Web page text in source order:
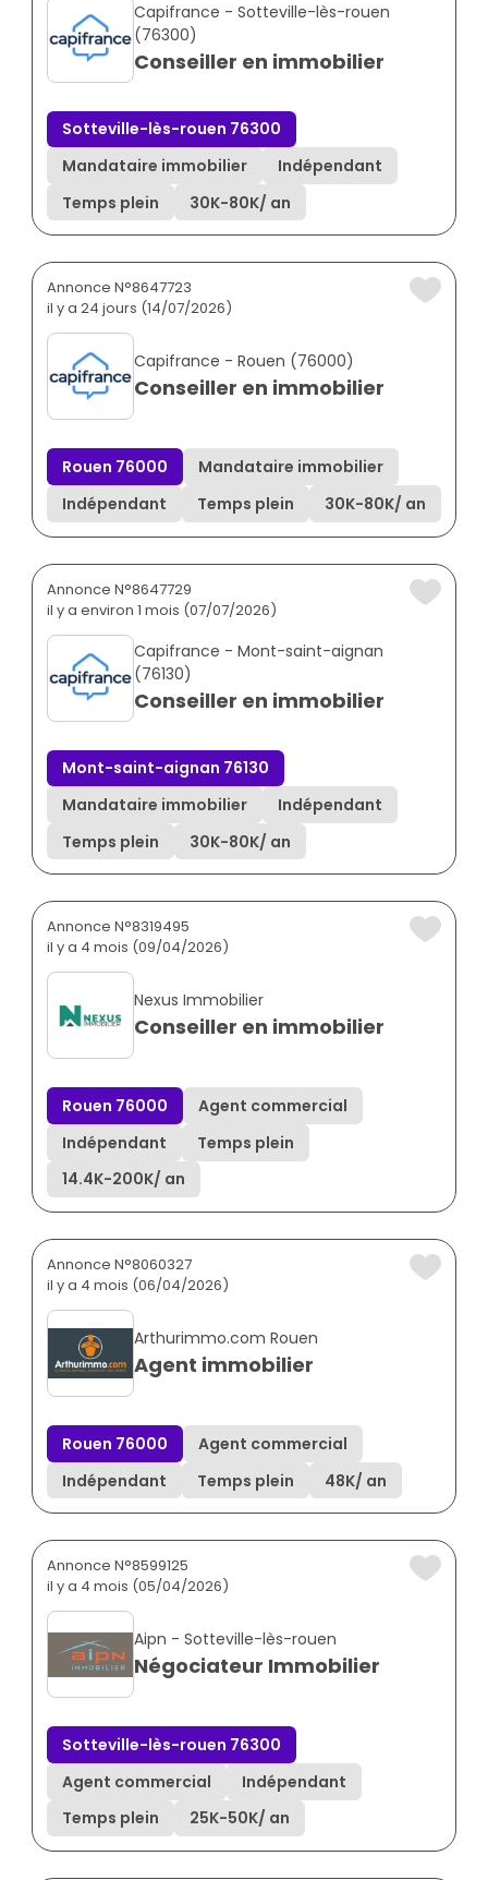
Capifrance - Sotteville-lès-rouen
(76300)
Conseiller en immobilier
Sotteville-lès-rouen 76300
Mandataire immobilier
Indépendant
Temps plein
30K-80K/ an
Annonce N°8647723
il y a 24 jours (14/07/2026)
Capifrance - Rouen (76000)
Conseiller en immobilier
Rouen 76000
Mandataire immobilier
Indépendant
Temps plein 30K-80K/ an
Annonce N°8647729
il y a environ 1 mois (07/07/2026)
Capifrance - Mont-saint-aignan
(76130)
Conseiller en immobilier
Mont-saint-aignan 76130
Mandataire immobilier
Indépendant
Temps plein
30K-80K/ an
Annonce N°8319495
il y a 4 mois (09/04/2026)
Nexus Immobilier
Conseiller en immobilier
Rouen 76000
Agent commercial
Indépendant
Temps plein
14.4K-200K/ an
Annonce N°8060327
il y a 4 mois (06/04/2026)
Arthurimmo.com Rouen
Agent immobilier
Rouen 76000
Agent commercial
Indépendant
Temps plein 48K/ an
Annonce N°8599125
il y a 4 mois (05/04/2026)
Aipn - Sotteville-lès-rouen
Négociateur Immobilier
Sotteville-lès-rouen 76300
Agent commercial
Indépendant
Temps plein
25K-50K/ an